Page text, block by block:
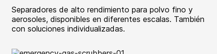
Separadores de alto rendimiento para polvo fino y
aerosoles, disponibles en diferentes escalas. También
con soluciones individualizadas.